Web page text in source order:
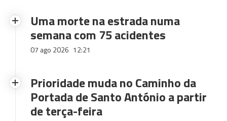
Uma morte na estrada numa
semana com 75 acidentes
07 ago 2026 12:21
Prioridade muda no Caminho da
Portada de Santo António a partir
de terça-feira